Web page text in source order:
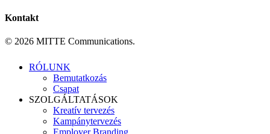
Kontakt
© 2026 MITTE Communications.
Close
RÓLUNK
Bemutatkozás
Csapat
SZOLGÁLTATÁSOK
Kreatív tervezés
Kampánytervezés
Employer Branding